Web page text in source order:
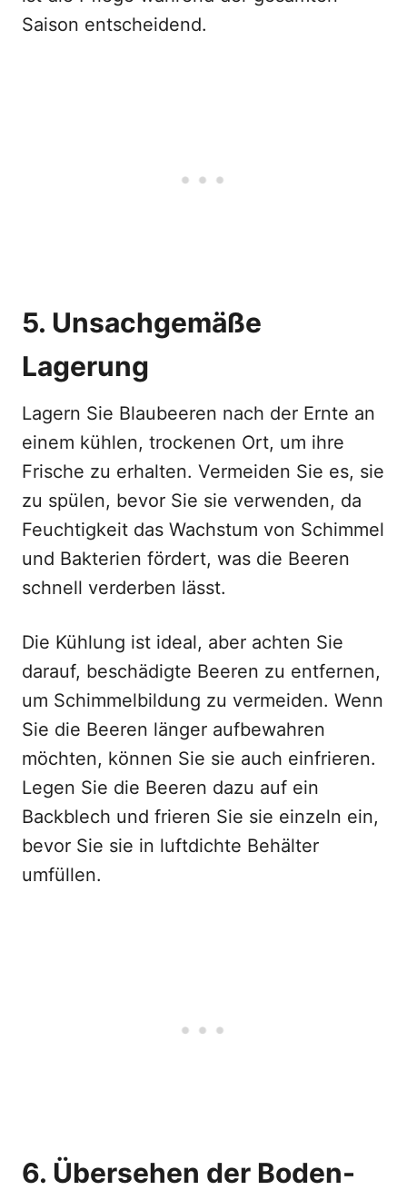
Saison entscheidend.
5. Unsachgemäße
Lagerung
Lagern Sie Blaubeeren nach der Ernte an
einem kühlen, trockenen Ort, um ihre
Frische zu erhalten. Vermeiden Sie es, sie
zu spülen, bevor Sie sie verwenden, da
Feuchtigkeit das Wachstum von Schimmel
und Bakterien fördert, was die Beeren
schnell verderben lässt.
Die Kühlung ist ideal, aber achten Sie
darauf, beschädigte Beeren zu entfernen,
um Schimmelbildung zu vermeiden. Wenn
Sie die Beeren länger aufbewahren
möchten, können Sie sie auch einfrieren.
Legen Sie die Beeren dazu auf ein
Backblech und frieren Sie sie einzeln ein,
bevor Sie sie in luftdichte Behälter
umfüllen.
6. Übersehen der Boden-